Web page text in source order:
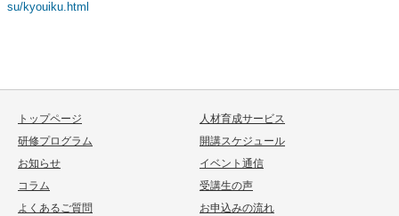
su/kyouiku.html
トップページ
人材育成サービス
研修プログラム
開講スケジュール
お知らせ
イベント通信
コラム
受講生の声
よくあるご質問
お申込みの流れ